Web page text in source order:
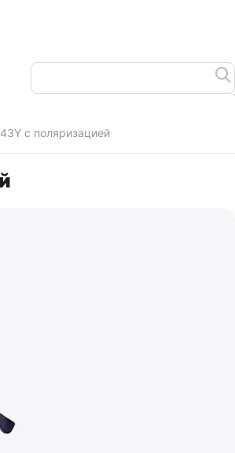
с поляризацией